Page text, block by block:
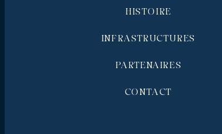
HISTOIRE
INFRASTRUCTURES
PARTENAIRES
CONTACT